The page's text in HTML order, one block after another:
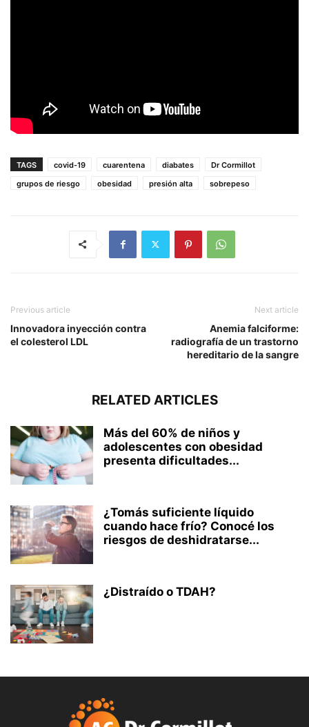
TAGS covid-19 cuarentena diabates
Dr Cormillot
grupos de riesgo
obesidad presión alta sobrepeso
Previous article
Innovadora inyección contra
el colesterol LDL
Next article
Anemia falciforme:
radiografía de un trastorno
hereditario de la sangre
RELATED ARTICLES
Más del 60% de niños y
adolescentes con obesidad
presenta dificultades...
¿Tomás suficiente líquido
cuando hace frío? Conocé los
riesgos de deshidratarse...
¿Distraído o TDAH?